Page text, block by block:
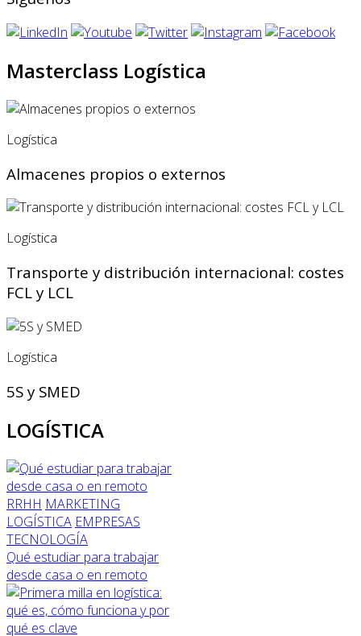
Masterclass Logística
Logística
Almacenes propios o externos
Logística
Transporte y distribución internacional: costes
FCL y LCL
Logística
5S y SMED
LOGÍSTICA
RRHH MARKETING
LOGÍSTICA EMPRESAS
TECNOLOGÍA
Qué estudiar para trabajar
desde casa o en remoto